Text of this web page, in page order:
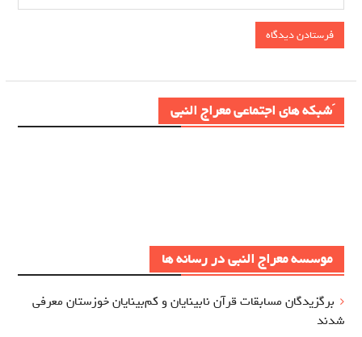
َشبکه های اجتماعی معراج النبی
موسسه معراج النبی در رسانه ها
برگزيدگان مسابقات قرآن نابینایان و کم‌بینایان خوزستان معرفي
شدند